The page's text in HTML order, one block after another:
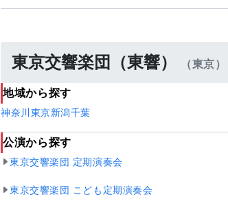
東京交響楽団（東響） （東京）
地域から探す
神奈川 東京新潟千葉
公演から探す
東京交響楽団 定期演奏会
東京交響楽団 こども定期演奏会